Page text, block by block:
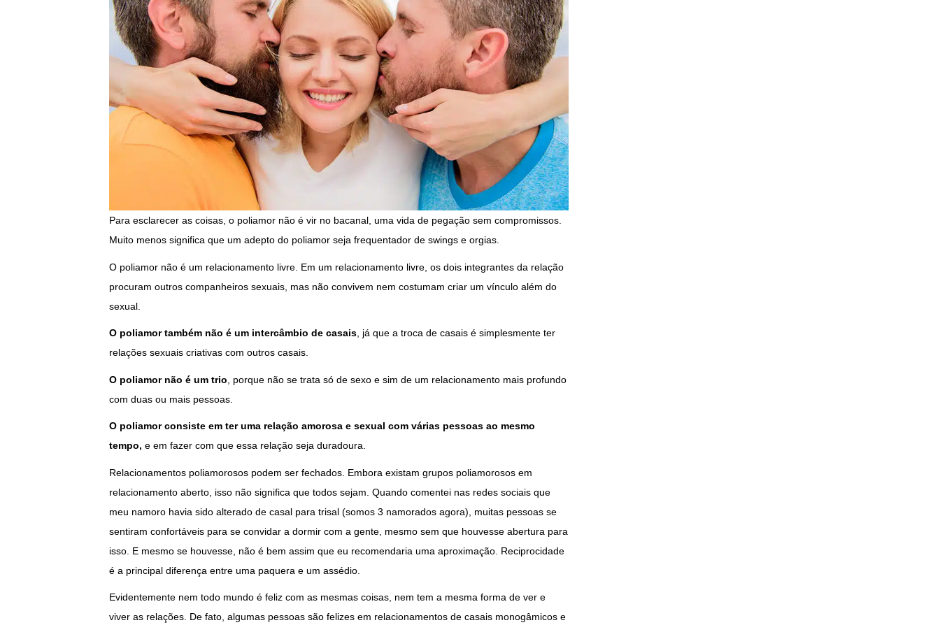
Para esclarecer as coisas, o poliamor não é vir no bacanal, uma vida de pegação sem compromissos.
Muito menos significa que um adepto do poliamor seja frequentador de swings e orgias.
O poliamor não é um relacionamento livre. Em um relacionamento livre, os dois integrantes da relação
procuram outros companheiros sexuais, mas não convivem nem costumam criar um vínculo além do
sexual.
O poliamor também não é um intercâmbio de casais, já que a troca de casais é simplesmente ter
relações sexuais criativas com outros casais.
O poliamor não é um trio , porque não se trata só de sexo e sim de um relacionamento mais profundo
com duas ou mais pessoas.
O poliamor consiste em ter uma relação amorosa e sexual com várias pessoas ao mesmo
tempo, e em fazer com que essa relação seja duradoura.
Relacionamentos poliamorosos podem ser fechados. Embora existam grupos poliamorosos em
relacionamento aberto, isso não significa que todos sejam. Quando comentei nas redes sociais que
meu namoro havia sido alterado de casal para trisal (somos 3 namorados agora), muitas pessoas se
sentiram confortáveis para se convidar a dormir com a gente, mesmo sem que houvesse abertura para
isso. E mesmo se houvesse, não é bem assim que eu recomendaria uma aproximação. Reciprocidade
é a principal diferença entre uma paquera e um assédio.
Evidentemente nem todo mundo é feliz com as mesmas coisas, nem tem a mesma forma de ver e
viver as relações. De fato, algumas pessoas são felizes em relacionamentos de casais monogâmicos e